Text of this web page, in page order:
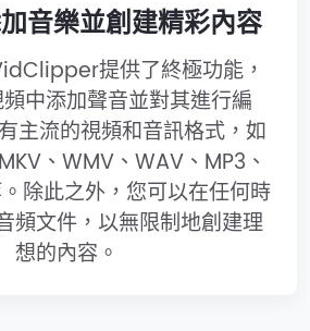
音樂並創建精彩內容
提供了終極功能，
中添加聲音並對其進行編
主流的視頻和音訊格式，如
、WMV、WAV、MP3、
除此之外，您可以在任何時
頻文件，以無限制地創建理
想的內容。